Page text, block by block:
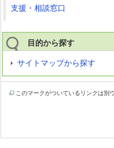
支援・相談窓口
目的から探す
サイトマップから探す
このマークがついているリンクは別